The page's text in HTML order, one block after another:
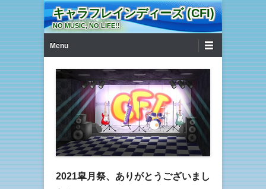
キャラフレインディーズ (CFI)
NO MUSIC, NO LIFE!!
Menu
2021皐月祭、ありがとうございまし